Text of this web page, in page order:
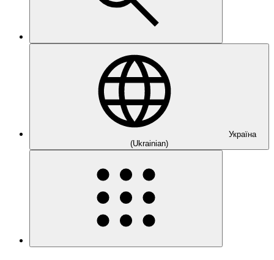
Україна
(Ukrainian)